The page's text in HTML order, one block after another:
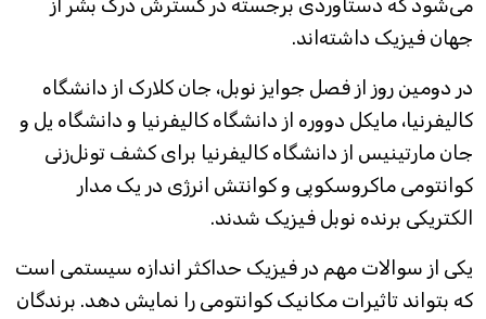
می‌شود که دستاوردی برجسته در گسترش درک بشر از
جهان فیزیک داشته‌اند.
در دومین روز از فصل جوایز نوبل، جان کلارک از دانشگاه
کالیفرنیا، مایکل دووره از دانشگاه کالیفرنیا و دانشگاه یل و
جان مارتینیس از دانشگاه کالیفرنیا برای کشف تونل‌زنی
کوانتومی ماکروسکوپی و کوانتش انرژی در یک مدار
الکتریکی برنده نوبل فیزیک شدند.
یکی از سوالات مهم در فیزیک حداکثر اندازه سیستمی است
که بتواند تاثیرات مکانیک کوانتومی را نمایش دهد. برندگان